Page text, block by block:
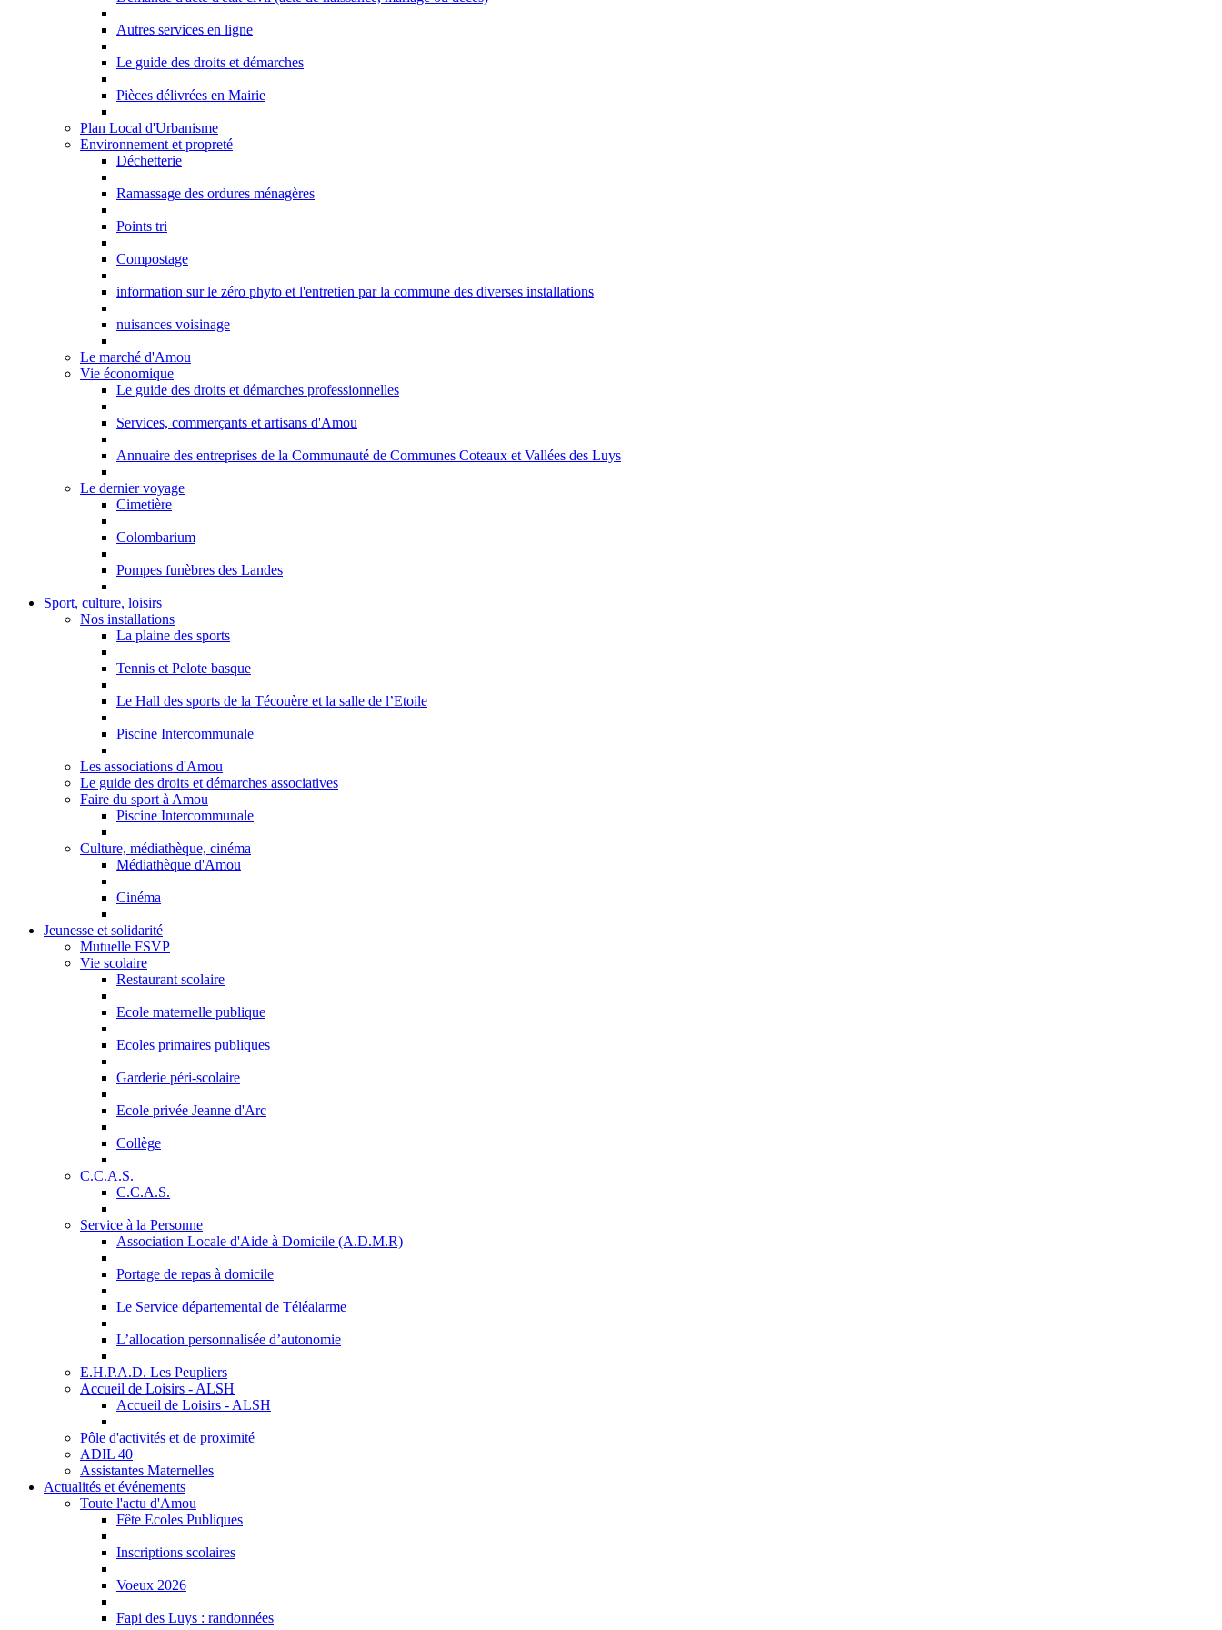
Autres services en ligne
Le guide des droits et démarches
Pièces délivrées en Mairie
Plan Local d'Urbanisme
Environnement et propreté
Déchetterie
Ramassage des ordures ménagères
Points tri
Compostage
information sur le zéro phyto et l'entretien par la commune des diverses installations
nuisances voisinage
Le marché d'Amou
Vie économique
Le guide des droits et démarches professionnelles
Services, commerçants et artisans d'Amou
Annuaire des entreprises de la Communauté de Communes Coteaux et Vallées des Luys
Le dernier voyage
Cimetière
Colombarium
Pompes funèbres des Landes
Sport, culture, loisirs
Nos installations
La plaine des sports
Tennis et Pelote basque
Le Hall des sports de la Técouère et la salle de l’Etoile
Piscine Intercommunale
Les associations d'Amou
Le guide des droits et démarches associatives
Faire du sport à Amou
Piscine Intercommunale
Culture, médiathèque, cinéma
Médiathèque d'Amou
Cinéma
Jeunesse et solidarité
Mutuelle FSVP
Vie scolaire
Restaurant scolaire
Ecole maternelle publique
Ecoles primaires publiques
Garderie péri-scolaire
Ecole privée Jeanne d'Arc
Collège
C.C.A.S.
C.C.A.S.
Service à la Personne
Association Locale d'Aide à Domicile (A.D.M.R)
Portage de repas à domicile
Le Service départemental de Téléalarme
L’allocation personnalisée d’autonomie
E.H.P.A.D. Les Peupliers
Accueil de Loisirs - ALSH
Accueil de Loisirs - ALSH
Pôle d'activités et de proximité
ADIL 40
Assistantes Maternelles
Actualités et événements
Toute l'actu d'Amou
Fête Ecoles Publiques
Inscriptions scolaires
Voeux 2026
Fapi des Luys : randonnées